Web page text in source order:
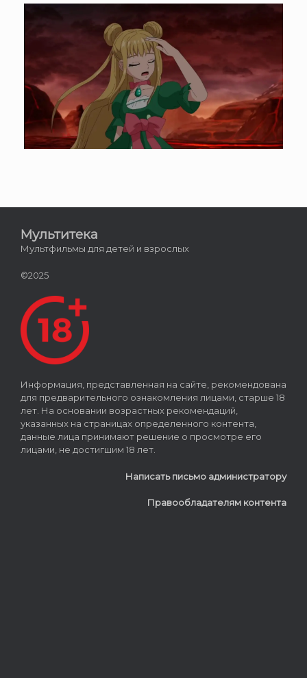
Мультитека
Мультфильмы для детей и взрослых
©2025
Информация, представленная на сайте, рекомендована
для предварительного ознакомления лицами, старше 18
лет. На основании возрастных рекомендаций,
указанных на страницах определенного контента,
данные лица принимают решение о просмотре его
лицами, не достигшим 18 лет.
Написать письмо администратору
Правообладателям контента